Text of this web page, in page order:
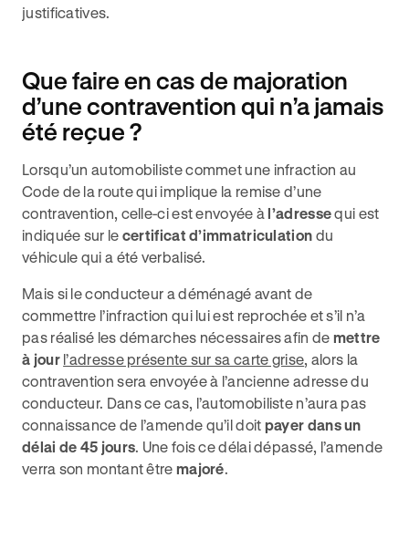
justificatives.
Que faire en cas de majoration
d’une contravention qui n’a jamais
été reçue ?
Lorsqu’un automobiliste commet une infraction au
Code de la route qui implique la remise d’une
contravention, celle-ci est envoyée àl’adressequi est
indiquée sur le certificat d’immatriculation du
véhicule qui a été verbalisé.
Mais si le conducteur a déménagé avant de
commettre l’infraction qui lui est reprochée et s’il n’a
pas réalisé les démarches nécessaires afin de mettre
à jour l’adresse présente sur sa carte grise, alors la
contravention sera envoyée à l’ancienne adresse du
conducteur. Dans ce cas, l’automobiliste n’aura pas
connaissance de l’amende qu’il doit payer dans un
délai de 45 jours. Une fois ce délai dépassé, l’amende
verra son montant être majoré.